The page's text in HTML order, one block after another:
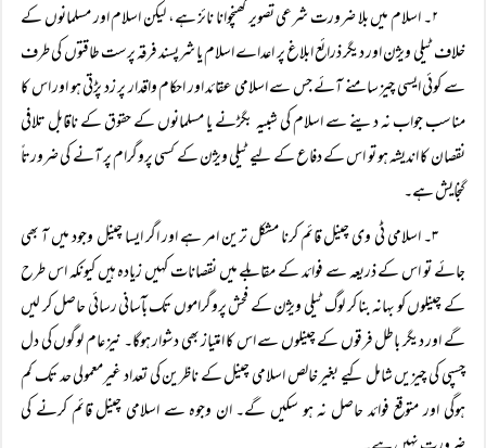
۲۔ اسلام میں بلا ضرورت شرعی تصویر کھنچوانا نائز ہے، لیکن اسلام اور مسلمانوں کے
خلاف ٹیلی ویژن اور دیگر ذرائع ابلاغ پر اعداے اسلام یا شرپسند فرقہ پرست طاقتوں کی طرف
سے کوئی ایسی چیز سامنے آئے جس سے اسلامی عقائد اور احکام واقدار پر زد پڑتی ہو اور اس کا
مناسب جواب نہ دینے سے اسلام کی شبیہ بگڑنے یا مسلمانوں کے حقوق کے ناقابل تلافی
نقصان کا اندیشہ ہو تو اس کے دفاع کے لیے ٹیلی ویژن کے کسی پروگرام پر آنے کی ضرورتاً
گنجایش ہے۔
۳۔ اسلامی ٹی وی چینل قائم کرنا مشکل ترین امر ہے اور اگر ایسا چینل وجود میں آ بھی
جائے تو اس کے ذریعہ سے فوائد کے مقابلے میں نقصانات کہیں زیادہ ہیں کیونکہ اس طرح
کے چینلوں کو بہانہ بنا کر لوگ ٹیلی ویژن کے فحش پروگراموں تک بآسانی رسائی حاصل کر لیں
گے اور دیگر باطل فرقوں کے چینلوں سے اس کا امتیاز بھی دشوار ہوگا۔ نیز عام لوگوں کی دل
چسپی کی چیزیں شامل کیے بغیر خالص اسلامی چینل کے ناظرین کی تعداد غیرمعمولی حد تک کم
ہوگی اور متوقع فوائد حاصل نہ ہو سکیں گے۔ ان وجوہ سے اسلامی چینل قائم کرنے کی